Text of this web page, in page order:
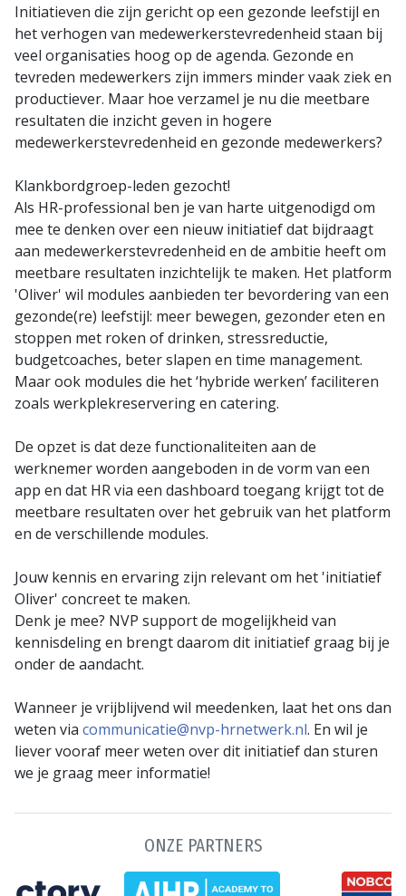
Initiatieven die zijn gericht op een gezonde leefstijl en
het verhogen van medewerkerstevredenheid staan bij
veel organisaties hoog op de agenda. Gezonde en
tevreden medewerkers zijn immers minder vaak ziek en
productiever. Maar hoe verzamel je nu die meetbare
resultaten die inzicht geven in hogere
medewerkerstevredenheid en gezonde medewerkers?
Klankbordgroep-leden gezocht!
Als HR-professional ben je van harte uitgenodigd om
mee te denken over een nieuw initiatief dat bijdraagt
aan medewerkerstevredenheid en de ambitie heeft om
meetbare resultaten inzichtelijk te maken. Het platform
'Oliver' wil modules aanbieden ter bevordering van een
gezonde(re) leefstijl: meer bewegen, gezonder eten en
stoppen met roken of drinken, stressreductie,
budgetcoaches, beter slapen en time management.
Maar ook modules die het ‘hybride werken’ faciliteren
zoals werkplekreservering en catering.
De opzet is dat deze functionaliteiten aan de
werknemer worden aangeboden in de vorm van een
app en dat HR via een dashboard toegang krijgt tot de
meetbare resultaten over het gebruik van het platform
en de verschillende modules.
Jouw kennis en ervaring zijn relevant om het 'initiatief
Oliver' concreet te maken.
Denk je mee? NVP support de mogelijkheid van
kennisdeling en brengt daarom dit initiatief graag bij je
onder de aandacht.
Wanneer je vrijblijvend wil meedenken, laat het ons dan
weten via communicatie@nvp-hrnetwerk.nl. En wil je
liever vooraf meer weten over dit initiatief dan sturen
we je graag meer informatie!
ONZE PARTNERS